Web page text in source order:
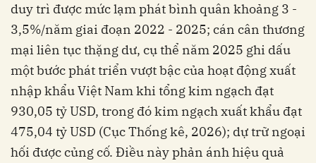
duy trì được mức lạm phát bình quân khoảng 3 -
3,5%/năm giai đoạn 2022 - 2025; cán cân thương
mại liên tục thặng dư, cụ thể năm 2025 ghi dấu
một bước phát triển vượt bậc của hoạt động xuất
nhập khẩu Việt Nam khi tổng kim ngạch đạt
930,05 tỷ USD, trong đó kim ngạch xuất khẩu đạt
475,04 tỷ USD (Cục Thống kê, 2026); dự trữ ngoại
hối được củng cố. Điều này phản ánh hiệu quả